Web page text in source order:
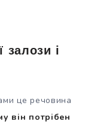
і
це речовина
він потрібен